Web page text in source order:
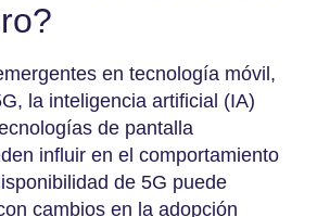
en tecnología móvil,
la inteligencia artificial (IA)
de pantalla
influir en el comportamiento
de 5G puede
cambios en la adopción